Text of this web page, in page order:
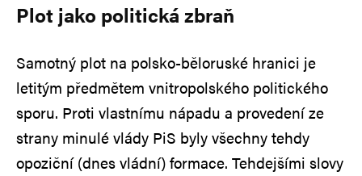
Plot jako politická zbraň
Samotný plot na polsko-běloruské hranici je
letitým předmětem vnitropolského politického
sporu. Proti vlastnímu nápadu a provedení ze
strany minulé vlády PiS byly všechny tehdy
opoziční (dnes vládní) formace. Tehdejšími slovy